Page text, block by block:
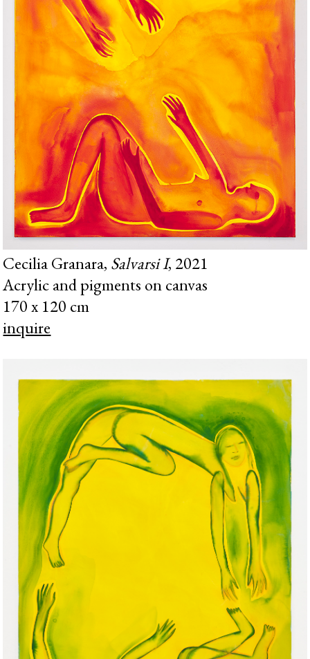
Cecilia Granara, Salvarsi I, 2021
Acrylic and pigments on canvas
170 x 120 cm
inquire